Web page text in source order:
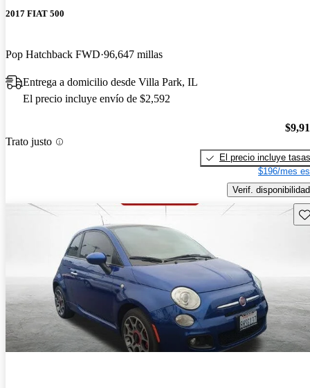
2017 FIAT 500
Pop Hatchback FWD 96,647 millas
Entrega a domicilio desde Villa Park, IL
El precio incluye envío de $2,592
Trato justo
El precio incluye tasas
$196/mes
Verif. disponibilidad